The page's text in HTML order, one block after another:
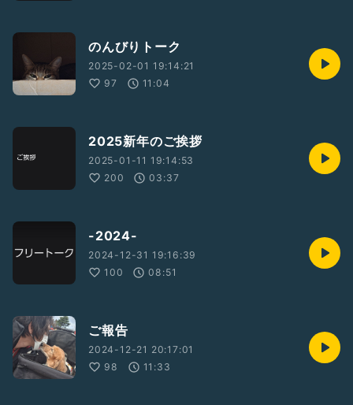
のんびりトーク
2025-02-01 19:14:21
97
11:04
2025新年のご挨拶
2025-01-11 19:14:53
200
03:37
-2024-
2024-12-31 19:16:39
100
08:51
ご報告
2024-12-21 20:17:01
98
11:33